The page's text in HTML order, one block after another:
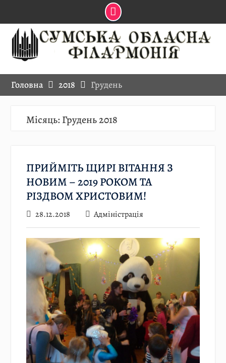
Skip
content
Головна 2018 Грудень
Місяць: Грудень 2018
ПРИЙМІТЬ ЩИРІ ВІТАННЯ З
НОВИМ – 2019 РОКОМ ТА
РІЗДВОМ ХРИСТОВИМ!
28.12.2018 Адміністрація